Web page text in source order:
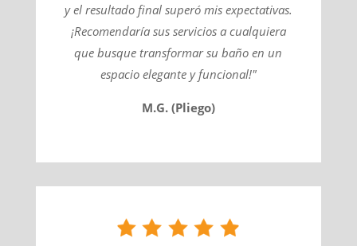
y el resultado final superó mis expectativas.
¡Recomendaría sus servicios a cualquiera
que busque transformar su baño en un
espacio elegante y funcional!"
M.G. (Pliego)